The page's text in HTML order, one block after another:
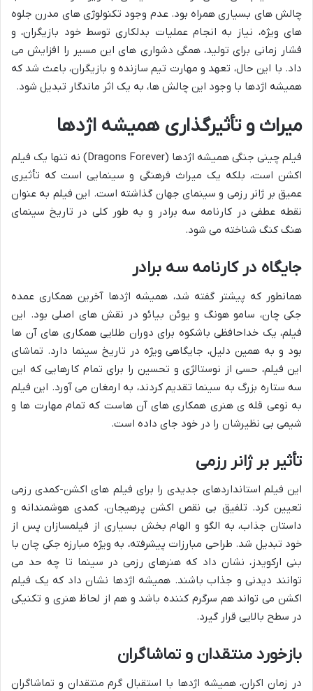
چالش های بسیاری همراه بود. عدم وجود تکنولوژی های مدرن جلوه
های ویژه، نیاز به انجام عملیات بدلکاری توسط خود بازیگران، و
فشار زمانی برای تولید، همگی دشواری های این مسیر را افزایش می
داد. با این حال، تعهد و مهارت تیم سازنده و بازیگران، باعث شد که
همیشه اژدها با وجود این چالش ها، به یک اثر ماندگار تبدیل شود.
میراث و تأثیرگذاری همیشه اژدها
فیلم چینی جنگی همیشه اژدها (Dragons Forever) نه تنها یک فیلم
اکشن است، بلکه یک میراث فرهنگی و سینمایی است که تأثیری
عمیق بر ژانر رزمی و سینمای جهان گذاشته است. این فیلم به عنوان
نقطه عطفی در کارنامه سه برادر و به طور کلی در تاریخ سینمای
هنگ کنگ شناخته می شود.
جایگاه در کارنامه سه برادر
همانطور که پیشتر گفته شد، همیشه اژدها آخرین همکاری عمده
جکی چان، سامو هونگ و یوئن بیائو در نقش های اصلی بود. این
فیلم، یک خداحافظی باشکوه برای دوران طلایی همکاری های آن ها
بود و به همین دلیل، جایگاهی ویژه در تاریخ سینما دارد. تماشای
این فیلم، حسی از نوستالژی و تحسین را برای تمام کارهایی که این
سه ستاره بزرگ به سینما تقدیم کردند، به ارمغان می آورد. این فیلم
به نوعی قله ی هنری همکاری های آن هاست که تمام مهارت ها و
شیمی بی نظیرشان را در خود جای داده است.
تأثیر بر ژانر رزمی
این فیلم استانداردهای جدیدی را برای فیلم های اکشن-کمدی رزمی
تعیین کرد. تلفیق بی نقص اکشن پرهیجان، کمدی هوشمندانه و
داستان جذاب، به الگو و الهام بخش بسیاری از فیلمسازان پس از
خود تبدیل شد. طراحی مبارزات پیشرفته، به ویژه مبارزه جکی چان با
بنی ارکویدز، نشان داد که هنرهای رزمی در سینما تا چه حد می
توانند دیدنی و جذاب باشند. همیشه اژدها نشان داد که یک فیلم
اکشن می تواند هم سرگرم کننده باشد و هم از لحاظ هنری و تکنیکی
در سطح بالایی قرار گیرد.
بازخورد منتقدان و تماشاگران
در زمان اکران، همیشه اژدها با استقبال گرم منتقدان و تماشاگران